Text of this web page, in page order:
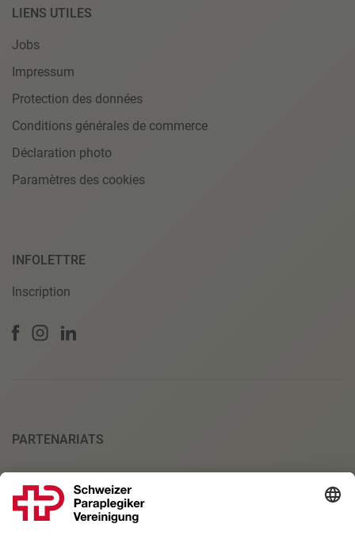
LIENS UTILES
Jobs
Impressum
Protection des données
Conditions générales de commerce
Déclaration photo
Paramètres des cookies
INFOLETTRE
Inscription
PARTENARIATS